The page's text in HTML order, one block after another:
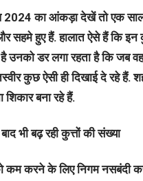
2024 का आंकड़ा देखें तो एक
सहमे हुए हैं. हालात ऐसे हैं कि
उनको डर लगा रहता है कि जब
कुछ ऐसी ही दिखाई दे रहे
बना रहे हैं.
भी बढ़ रही कुत्तों की संख्या
कम करने के लिए निगम नसबंदी